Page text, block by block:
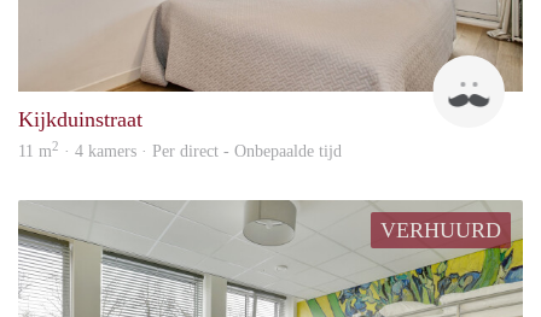
Ruud
Kijkduinstraat
11 m2 · 4 kamers · Per direct - Onbepaalde tijd
VERHUURD